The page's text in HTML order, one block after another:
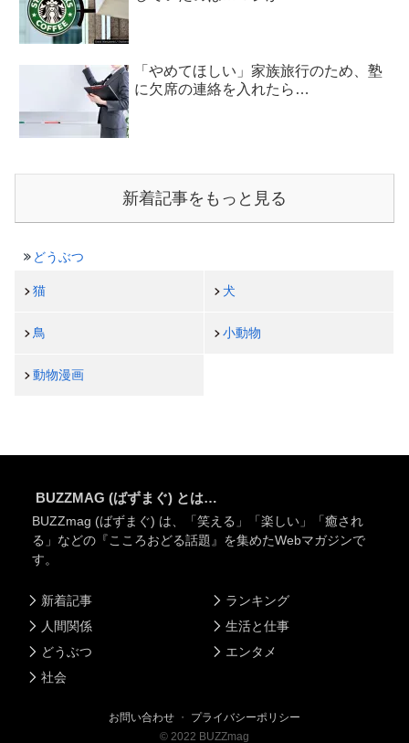
「やめてほしい」家族旅行のため、塾
に欠席の連絡を入れたら…
新着記事をもっと見る
どうぶつ
猫 犬
鳥 小動物
動物漫画
BUZZMAG (ばずまぐ) とは…
BUZZmag (ばずまぐ) は、「笑える」「楽しい」「癒され
る」などの『こころおどる話題』を集めたWebマガジンで
す。
新着記事
人間関係
どうぶつ
社会
ランキング
生活と仕事
エンタメ
お問い合わせ ・ プライバシーポリシー
© 2022 BUZZmag